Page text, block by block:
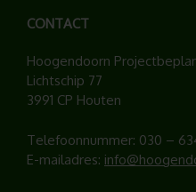
CONTACT
Hoogendoorn
Lichtschip 77
3991 CP Houten
Telefoonnummer: 030 –
E-mailadres: